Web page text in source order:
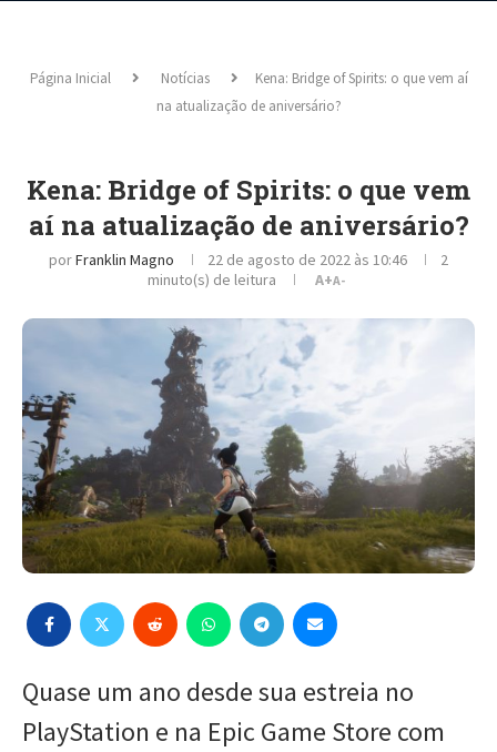
Página Inicial Notícias
Kena: Bridge of Spirits: o que vem aí
na atualização de aniversário?
Kena: Bridge of Spirits: o que vem
aí na atualização de aniversário?
porFranklin Magno 22 de agosto de 2022 às 10:46
2
minuto(s) de leitura
A+A-
Quase um ano desde sua estreia no
PlayStation e na Epic Game Store com